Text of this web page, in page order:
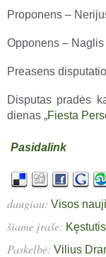
Proponens –
Opponens –
Preasens
Disputas pradės
dienas „Fiesta
Pasidalink
daugiau: Visos
šiame įraše:
Paskelbė: Vilius